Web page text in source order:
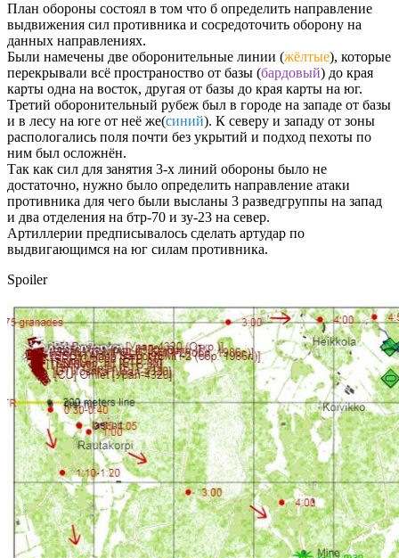
План обороны состоял в том что б определить направление
выдвижения сил противника и сосредоточить оборону на
данных направлениях.
Были намечены две оборонительные линии (жёлтые), которые
перекрывали всё пространоство от базы (бардовый) до края
карты одна на восток, другая от базы до края карты на юг.
Третий оборонительный рубеж был в городе на западе от базы
и в лесу на юге от неё же(синий). К северу и западу от зоны
распологались поля почти без укрытий и подход пехоты по
ним был осложнён.
Так как сил для занятия 3-х линий обороны было не
достаточно, нужно было определить направление атаки
противника для чего были высланы 3 разведгруппы на запад
и два отделения на бтр-70 и зу-23 на север.
Артиллерии предписывалось сделать артудар по
выдвигающимся на юг силам противника.
Spoiler